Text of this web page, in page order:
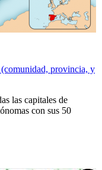
(comunidad, provincia, y
las capitales de
con sus 50